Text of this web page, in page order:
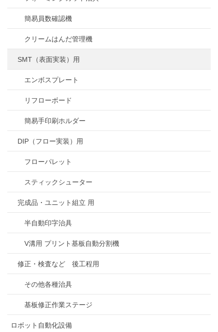
簡易員数確認機
クリームはんだ管理機
SMT（表面実装）用
エンボスプレート
リフローボード
簡易手印刷ホルダー
DIP（フロー実装）用
フローパレット
スティックシューター
完成品・ユニット組立 用
半自動印字治具
V溝用 プリント基板自動分割機
修正・検査など 後工程用
その他各種治具
基板修正作業ステージ
ロボット自動化設備